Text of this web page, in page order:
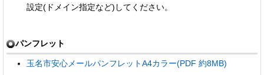
設定(ドメイン指定など)してください。
パンフレット
玉名市安心メールパンフレットA4カラー(PDF 約8MB)